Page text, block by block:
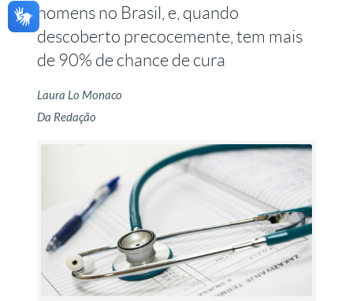
homens no Brasil, e, quando
descoberto precocemente, tem mais
de 90% de chance de cura
Laura Lo Monaco
Da Redação